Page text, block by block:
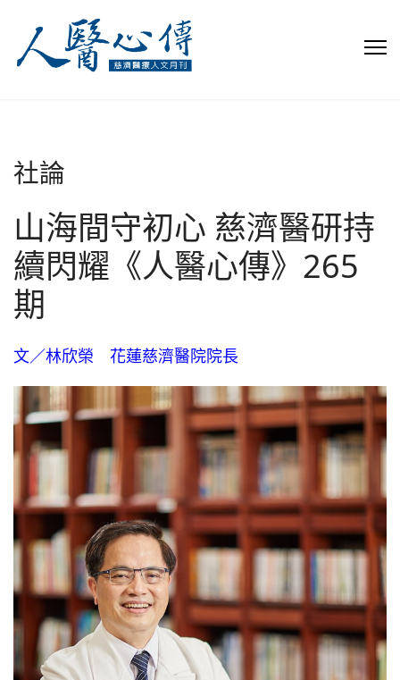
社論
山海間守初心 慈濟醫研持
續閃耀《人醫心傳》265
期
文／林欣榮 花蓮慈濟醫院院長